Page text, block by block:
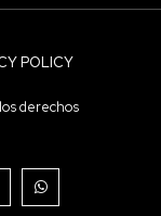
POLICY
derechos